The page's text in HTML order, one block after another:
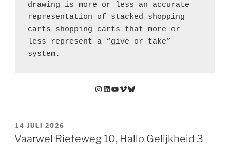
drawing is more or less an accurate
representation of stacked shopping
carts—shopping carts that more or
less represent a “give or take”
system.
Instagram
LinkedIn
YouTube
Vimeo
Bluesky
GEPLAATST
OP
14 JULI 2026
Vaarwel Rieteweg 10, Hallo Gelijkheid 3